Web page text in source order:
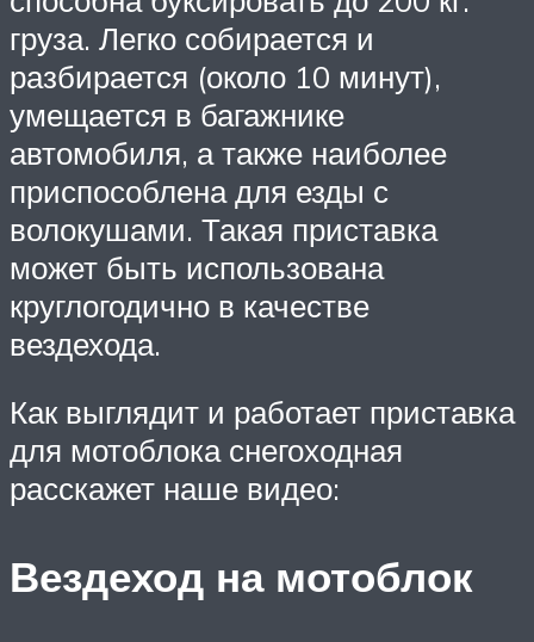
груза. Легко собирается и
разбирается (около 10 минут),
умещается в багажнике
автомобиля, а также наиболее
приспособлена для езды с
волокушами. Такая приставка
может быть использована
круглогодично в качестве
вездехода.
Как выглядит и работает приставка
для мотоблока снегоходная
расскажет наше видео:
Вездеход на мотоблок